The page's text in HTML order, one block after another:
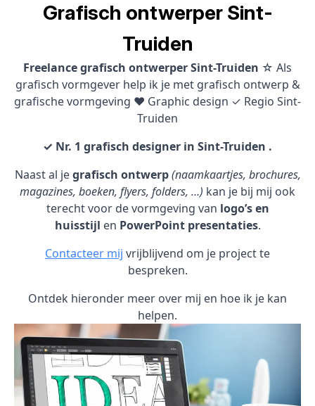
Grafisch ontwerper Sint-
Truiden
Freelance grafisch ontwerper Sint-Truiden ☆ Als
grafisch vormgever help ik je met grafisch ontwerp &
grafische vormgeving ♥ Graphic design ✓ Regio Sint-
Truiden
✓ Nr. 1 grafisch designer in Sint-Truiden .
Naast al jegrafisch ontwerp (naamkaartjes, brochures,
magazines, boeken, flyers, folders, …) kan je bij mij ook
terecht voor de vormgeving van logo’s en
huisstijl en PowerPoint presentaties.
Contacteer mij vrijblijvend om je project te
bespreken.
Ontdek hieronder meer over mij en hoe ik je kan
helpen.